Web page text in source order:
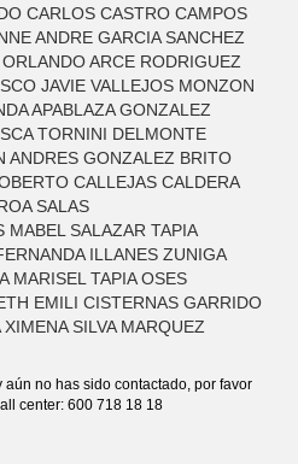
CARLOS CASTRO CAMPOS
ANDRE GARCIA SANCHEZ
ARCE RODRIGUEZ
JAVIE VALLEJOS MONZON
APABLAZA GONZALEZ
TORNINI DELMONTE
ANDRES GONZALEZ BRITO
CALLEJAS CALDERA
SALAS
MABEL SALAZAR TAPIA
ILLANES ZUNIGA
MARISEL TAPIA OSES
EMILI CISTERNAS GARRIDO
SILVA MARQUEZ
no has sido contactado, por favor
center: 600 718 18 18